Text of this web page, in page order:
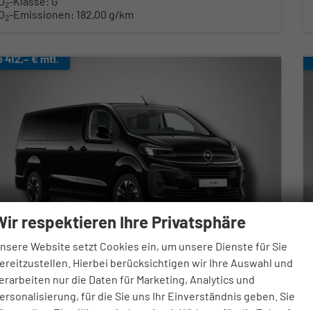
2
2-Emissionen: 182,00 g/km
412,– € mtl.
Zafira Life
Edition 2.2 Diesel 8-Gang Automatikgetriebe
Lieferzeit:
respektieren Ihre Privatsphäre
Website setzt Cookies ein, um unsere Dienste für Sie
Hierbei berücksichtigen wir Ihre Auswahl und
nur die Daten für Marketing, Analytics und
für die Sie uns Ihr Einverständnis geben. Sie